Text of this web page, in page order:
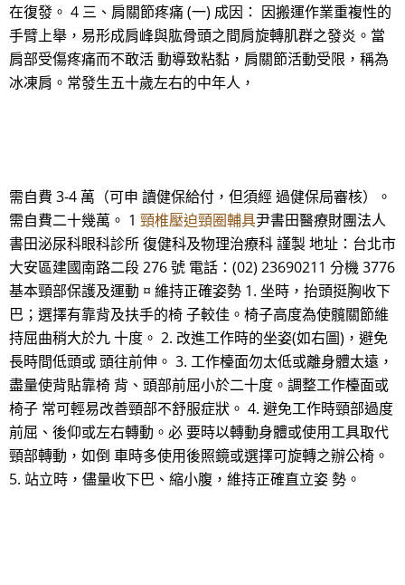
在復發。 4 三、肩關節疼痛 (一) 成因： 因搬運作業重複性的
手臂上舉，易形成肩峰與肱骨頭之間肩旋轉肌群之發炎。當
肩部受傷疼痛而不敢活 動導致粘黏，肩關節活動受限，稱為
冰凍肩。常發生五十歲左右的中年人，
需自費 3-4 萬（可申 讀健保給付，但須經 過健保局審核）。
需自費二十幾萬。 1 頸椎壓迫頸圈輔具尹書田醫療財團法人
書田泌尿科眼科診所 復健科及物理治療科 謹製 地址：台北市
大安區建國南路二段 276 號 電話：(02) 23690211 分機 3776
基本頸部保護及運動 ¤ 維持正確姿勢 1. 坐時，抬頭挺胸收下
巴；選擇有靠背及扶手的椅 子較佳。椅子高度為使髖關節維
持屈曲稍大於九 十度。 2. 改進工作時的坐姿(如右圖)，避免
長時間低頭或 頭往前伸。 3. 工作檯面勿太低或離身體太遠，
盡量使背貼靠椅 背、頭部前屈小於二十度。調整工作檯面或
椅子 常可輕易改善頸部不舒服症狀。 4. 避免工作時頸部過度
前屈、後仰或左右轉動。必 要時以轉動身體或使用工具取代
頸部轉動，如倒 車時多使用後照鏡或選擇可旋轉之辦公椅。
5. 站立時，儘量收下巴、縮小腹，維持正確直立姿 勢。